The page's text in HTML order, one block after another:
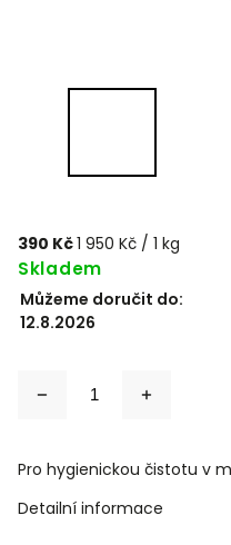
390 Kč1 950 Kč / 1 kg
Skladem
Můžeme doručit do:
12.8.2026
Pro hygienickou čistotu v
Detailní informace